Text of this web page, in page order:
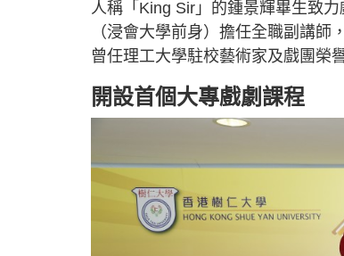
人稱「King Sir」的鍾景輝畢生致
（浸會大學前身）擔任全職副講師
曾任理工大學駐校藝術家及戲團榮
開設首個大專戲劇課程